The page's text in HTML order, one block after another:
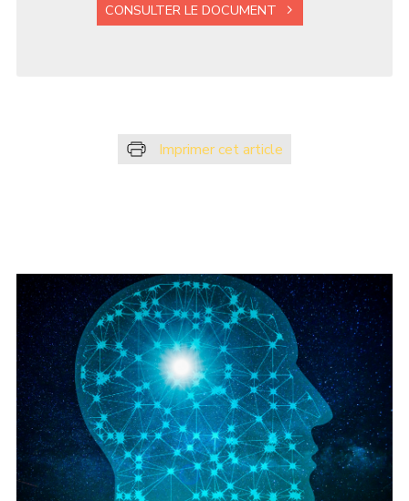
CONSULTER LE DOCUMENT
Imprimer cet article